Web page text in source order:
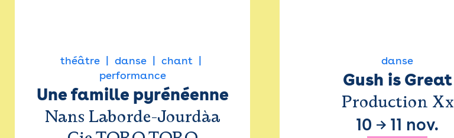
théâtre danse
chant
performance
Une famille pyrénéenne
Nans Laborde-Jourdàa
danse
Gush is Great
Production Xx
10 → 11 nov.